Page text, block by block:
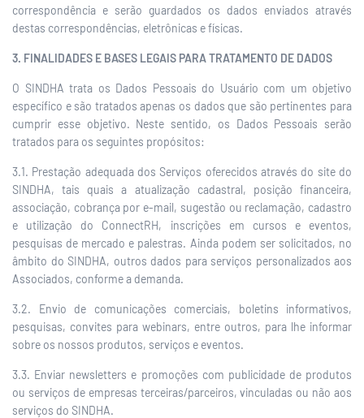
correspondência e serão guardados os dados enviados através
destas correspondências, eletrônicas e físicas.
3. FINALIDADES E BASES LEGAIS PARA TRATAMENTO DE DADOS
O SINDHA trata os Dados Pessoais do Usuário com um objetivo
específico e são tratados apenas os dados que são pertinentes para
cumprir esse objetivo. Neste sentido, os Dados Pessoais serão
tratados para os seguintes propósitos:
3.1. Prestação adequada dos Serviços oferecidos através do site do
SINDHA, tais quais a atualização cadastral, posição financeira,
associação, cobrança por e-mail, sugestão ou reclamação, cadastro
e utilização do ConnectRH, inscrições em cursos e eventos,
pesquisas de mercado e palestras. Ainda podem ser solicitados, no
âmbito do SINDHA, outros dados para serviços personalizados aos
Associados, conforme a demanda.
3.2. Envio de comunicações comerciais, boletins informativos,
pesquisas, convites para webinars, entre outros, para lhe informar
sobre os nossos produtos, serviços e eventos.
3.3. Enviar newsletters e promoções com publicidade de produtos
ou serviços de empresas terceiras/parceiros, vinculadas ou não aos
serviços do SINDHA.